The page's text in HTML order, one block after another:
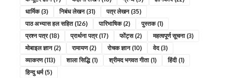
धार्मिक(3) निबंध लेखन(31) पत्र लेखन(35)
पाठ अभ्यास हल सहित(126) पारिभाषिक(2) पुस्तक(1)
प्रश्न पत्र(18) प्रार्थना पत्र(17) फोंट्स(2) महत्वपूर्ण सूचना(3)
मोबाइल ज्ञान(2) रामायण(2) रोचक ज्ञान(10) वेद(3)
व्याकरण(113) शाला सिद्धि(1) श्रीमद भगवत गीता(1) हिंदी(1)
हिन्दु धर्म(5)